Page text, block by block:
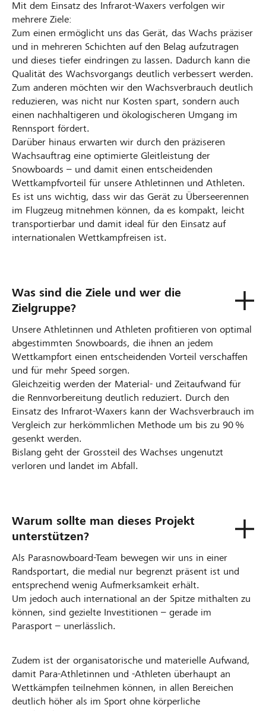
Mit dem Einsatz des Infrarot-Waxers verfolgen wir
mehrere Ziele:
Zum einen ermöglicht uns das Gerät, das Wachs präziser
und in mehreren Schichten auf den Belag aufzutragen
und dieses tiefer eindringen zu lassen. Dadurch kann die
Qualität des Wachsvorgangs deutlich verbessert werden.
Zum anderen möchten wir den Wachsverbrauch deutlich
reduzieren, was nicht nur Kosten spart, sondern auch
einen nachhaltigeren und ökologischeren Umgang im
Rennsport fördert.
Darüber hinaus erwarten wir durch den präziseren
Wachsauftrag eine optimierte Gleitleistung der
Snowboards – und damit einen entscheidenden
Wettkampfvorteil für unsere Athletinnen und Athleten.
Es ist uns wichtig, dass wir das Gerät zu Überseerennen
im Flugzeug mitnehmen können, da es kompakt, leicht
transportierbar und damit ideal für den Einsatz auf
internationalen Wettkampfreisen ist.
Was sind die Ziele und wer die
Zielgruppe?
Unsere Athletinnen und Athleten profitieren von optimal
abgestimmten Snowboards, die ihnen an jedem
Wettkampfort einen entscheidenden Vorteil verschaffen
und für mehr Speed sorgen.
Gleichzeitig werden der Material- und Zeitaufwand für
die Rennvorbereitung deutlich reduziert. Durch den
Einsatz des Infrarot‑Waxers kann der Wachsverbrauch im
Vergleich zur herkömmlichen Methode um bis zu 90 %
gesenkt werden.
Bislang geht der Grossteil des Wachses ungenutzt
verloren und landet im Abfall.
Warum sollte man dieses Projekt
unterstützen?
Als Parasnowboard-Team bewegen wir uns in einer
Randsportart, die medial nur begrenzt präsent ist und
entsprechend wenig Aufmerksamkeit erhält.
Um jedoch auch international an der Spitze mithalten zu
können, sind gezielte Investitionen – gerade im
Parasport – unerlässlich.
Zudem ist der organisatorische und materielle Aufwand,
damit Para-Athletinnen und -Athleten überhaupt an
Wettkämpfen teilnehmen können, in allen Bereichen
deutlich höher als im Sport ohne körperliche